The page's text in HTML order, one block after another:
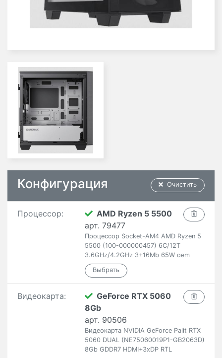
Очистить
Конфигурация
Процессор:
AMD Ryzen 5 5500
арт. 79477
Процессор Socket-AM4 AMD Ryzen 5
5500 (100-000000457) 6C/12T
3.6GHz/4.2GHz 3+16Mb 65W oem
Видеокарта:
GeForce RTX 5060
8Gb
арт. 90506
Видеокарта NVIDIA GeForce Palit RTX
5060 DUAL (NE75060019P1-GB2063D)
8Gb GDDR7 HDMI+3xDP RTL